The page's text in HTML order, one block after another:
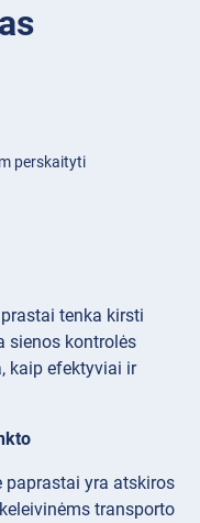
perskaityti
tenka kirsti
sienos kontrolės
kaip efektyviai ir
paprastai yra atskiros
transporto